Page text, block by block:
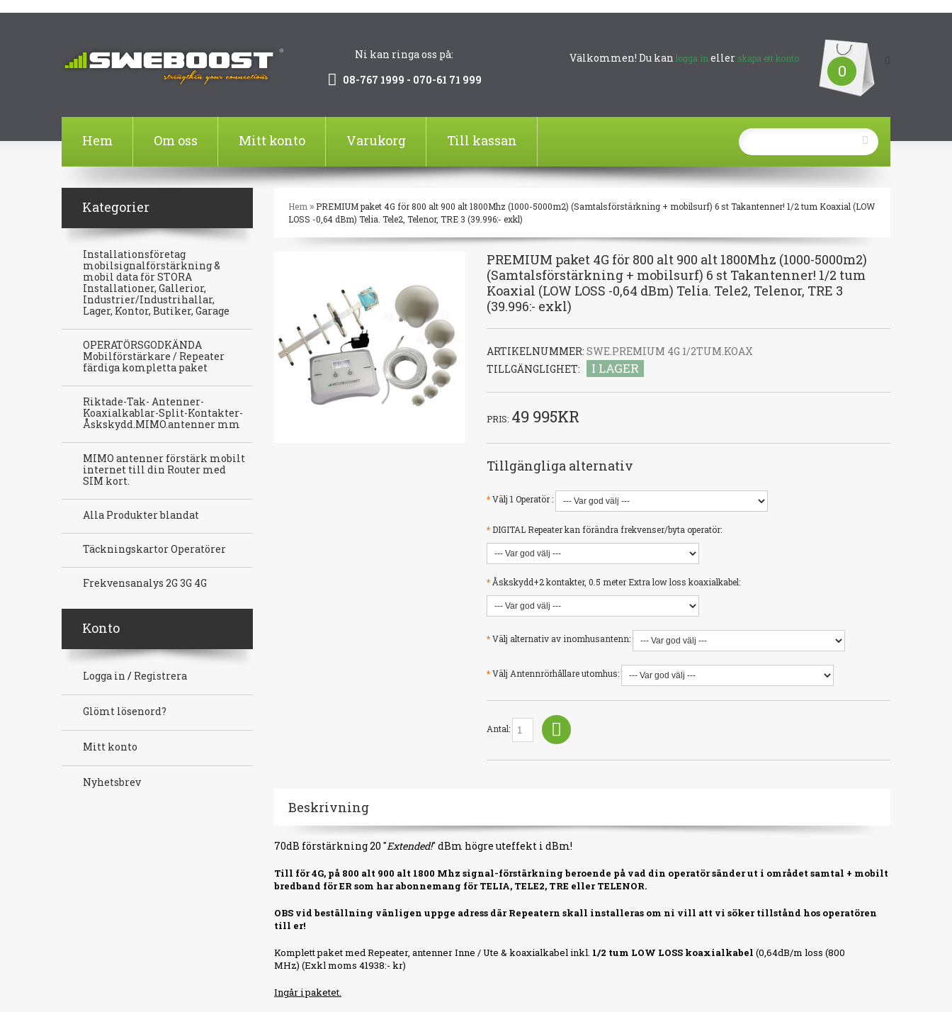
Ni kan ringa oss på:
08-767 1999 - 070-61 71 999
0
Välkommen! Du kan logga in eller skapa ett konto
Hem Om oss Mitt konto Varukorg Till kassan
Hem »PREMIUM paket 4G för 800 alt 900 alt 1800Mhz (1000-5000m2) (Samtalsförstärkning + mobilsurf) 6 st Takantenner! 1/2 tum Koaxial (LOW
LOSS -0,64 dBm) Telia. Tele2, Telenor, TRE 3 (39.996:- exkl)
PREMIUM paket 4G för 800 alt 900 alt 1800Mhz (1000-5000m2)
(Samtalsförstärkning + mobilsurf) 6 st Takantenner! 1/2 tum
Koaxial (LOW LOSS -0,64 dBm) Telia. Tele2, Telenor, TRE 3
(39.996:- exkl)
ARTIKELNUMMER: SWE.PREMIUM 4G 1/2TUM.KOAX
TILLGÄNGLIGHET:
I LAGER
PRIS: 49 995KR
Tillgängliga alternativ
*Välj 1 Operatör :
* DIGITAL Repeater kan förändra frekvenser/byta operatör:
* Åskskydd+2 kontakter, 0.5 meter Extra low loss koaxialkabel:
*Välj alternativ av inomhusantenn:
*Välj Antennrörhållare utomhus:
Antal:
Beskrivning
70dB förstärkning 20 "Extended!" dBm högre uteffekt i dBm!
Till för 4G, på 800 alt 900 alt 1800 Mhz signal-förstärkning beroende på vad din operatör sänder ut i området samtal + mobilt
bredband för ER som har abonnemang för TELIA, TELE2, TRE eller TELENOR.
OBS vid beställning vänligen uppge adress där Repeatern skall installeras om ni vill att vi söker tillstånd hos operatören
till er!
Komplett paket med Repeater, antenner Inne / Ute & koaxialkabel inkl. 1/2 tum LOW LOSS koaxialkabel (0,64dB/m loss (800
MHz) (Exkl moms 41938:- kr)
Ingår i paketet.
Kategorier
Installationsföretag
mobilsignalförstärkning &
mobil data för STORA
Installationer, Gallerior,
Industrier/Industrihallar,
Lager, Kontor, Butiker, Garage
OPERATÖRSGODKÄNDA
Mobilförstärkare / Repeater
färdiga kompletta paket
Riktade-Tak- Antenner-
Koaxialkablar-Split-Kontakter-
Åskskydd.MIMO.antenner mm
MIMO antenner förstärk mobilt
internet till din Router med
SIM kort.
Alla Produkter blandat
Täckningskartor Operatörer
Frekvensanalys 2G 3G 4G
Konto
Logga in / Registrera
Glömt lösenord?
Mitt konto
Nyhetsbrev